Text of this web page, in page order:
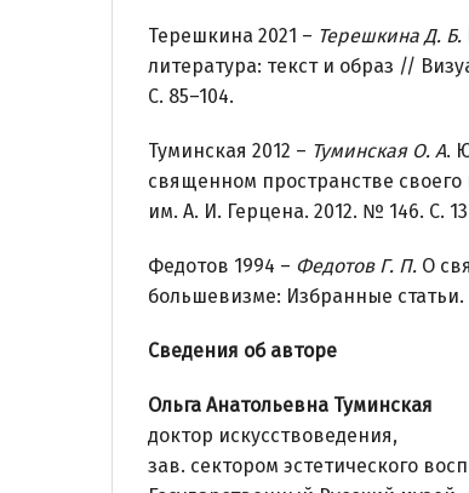
Терешкина 2021 – Терешкина Д. Б.
литература: текст и образ //
С. 85–104.
Туминская 2012 – Туминская О. А.
священном пространстве
им. А. И. Герцена. 2012. № 146. С.
Федотов 1994 – Федотов Г. П. О
большевизме: Избранные статьи.
Сведения об авторе
Ольга Анатольевна Туминская
доктор искусствоведения,
зав. сектором эстетического